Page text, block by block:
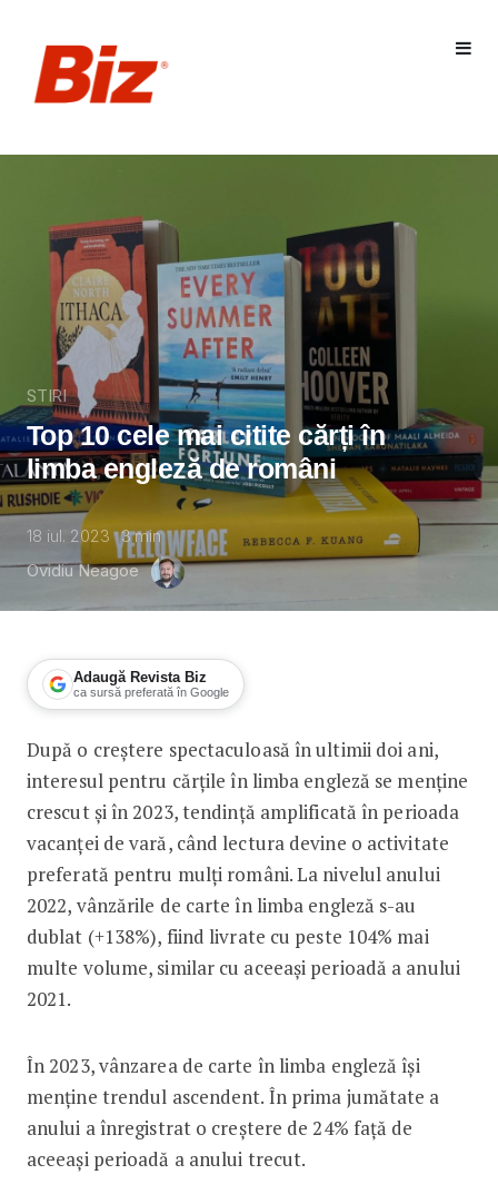
STIRI
Top 10 cele mai citite cărți în
limba engleză de români
18 iul. 2023 3min
Ovidiu Neagoe
Adaugă Revista Biz
ca sursă preferată în Google
Top 10 cele mai citite cărți în limba
După o creștere spectaculoasă în ultimii doi ani,
interesul pentru cărțile în limba engleză se menține
crescut și în 2023, tendință amplificată în perioada
vacanței de vară, când lectura devine o activitate
preferată pentru mulți români. La nivelul anului
2022, vânzările de carte în limba engleză s-au
dublat (+138%), fiind livrate cu peste 104% mai
multe volume, similar cu aceeași perioadă a anului
2021.
În 2023, vânzarea de carte în limba engleză își
menține trendul ascendent. În prima jumătate a
anului a înregistrat o creștere de 24% față de
aceeași perioadă a anului trecut.